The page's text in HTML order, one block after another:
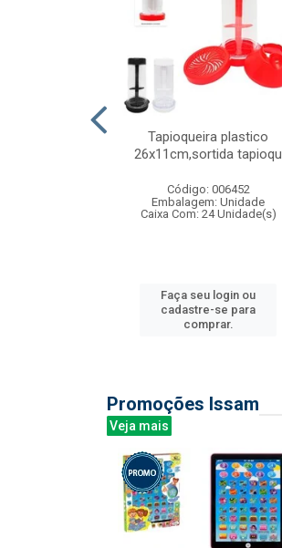
Tapioqueira plastico
26x11cm,sortida tapioqu
Código: 006452
Embalagem: Unidade
Caixa Com: 24 Unidade(s)
Faça seu login ou
cadastre-se para
comprar.
Promoções Issam
Veja mais